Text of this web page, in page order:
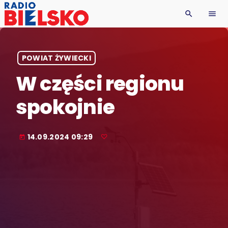
search menu
POWIAT ŻYWIECKI
W części regionu
spokojnie
today 14.09.2024 09:29